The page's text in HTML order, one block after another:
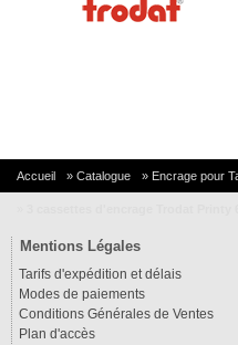
Accueil » Catalogue » Encrage pour
Mentions Légales
Tarifs d'expédition et délais
Modes de paiements
Conditions Générales de Ventes
Plan d'accès